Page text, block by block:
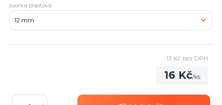
svorka plastová
16 Kč/ks
13 Kč bez DPH